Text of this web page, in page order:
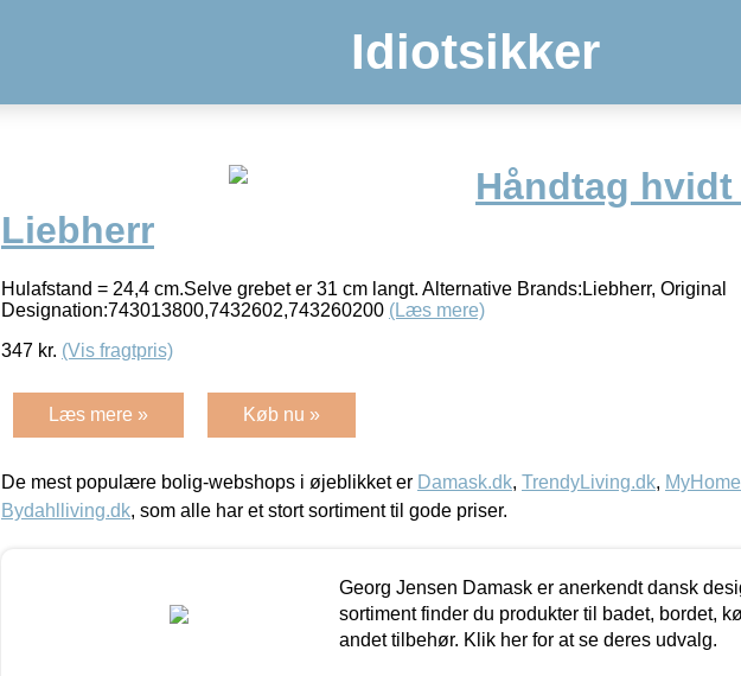
Idiotsikker
Håndtag
Liebherr
Hulafstand = 24,4 cm.Selve grebet er 31 cm langt. Alternative Brands:Liebherr, Original
Designation:743013800,7432602,743260200 (Læs mere)
347 kr. (Vis fragtpris)
Læs mere » Køb nu »
De mest populære bolig-webshops i øjeblikket er Damask.dk, TrendyLiving.dk,
Bydahlliving.dk, som alle har et stort sortiment til gode priser.
Georg Jensen Damask er anerkendt dansk
sortiment finder du produkter til badet, bordet,
andet tilbehør. Klik her for at se deres udvalg.